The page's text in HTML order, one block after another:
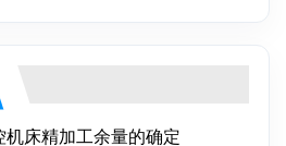
机床精加工余量的确定